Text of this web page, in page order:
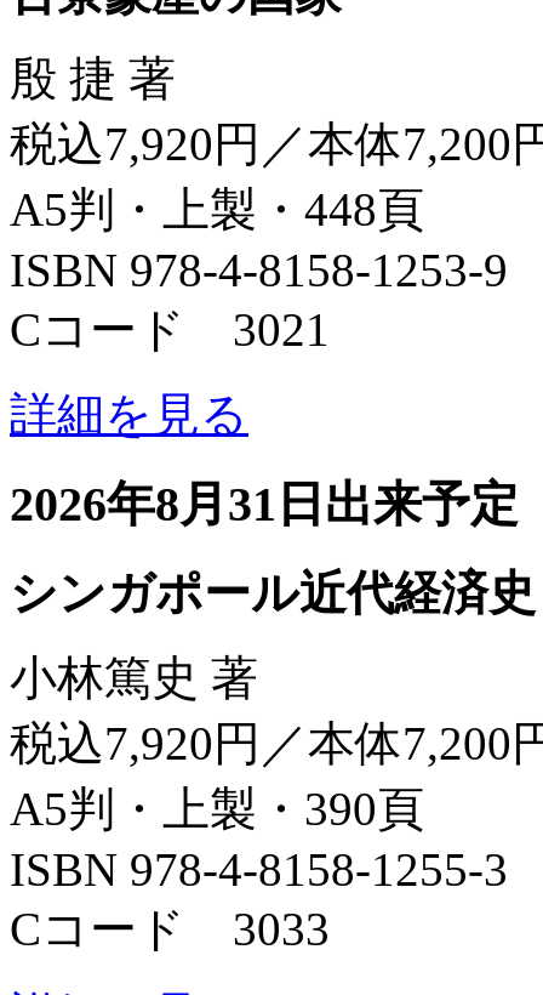
殷 捷 著
税込7,920円／本体7,200
A5判・上製・448頁
ISBN 978-4-8158-1253-9
Cコード 3021
詳細を見る
2026年8月31日出来予定
シンガポール近代経済史
小林篤史 著
税込7,920円／本体7,200
A5判・上製・390頁
ISBN 978-4-8158-1255-3
Cコード 3033